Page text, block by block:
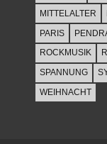
MITTELALTER
PARIS
ROCKMUSIK
SPANNUNG
WEIHNACHT